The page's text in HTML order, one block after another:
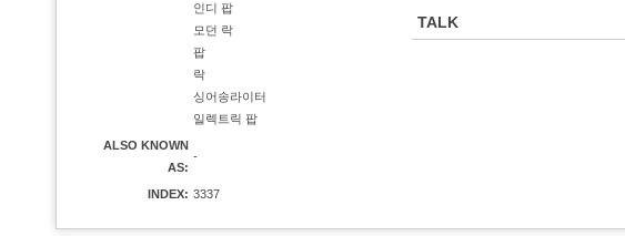
인디 팝
모던 락
팝
락
싱어송라이터
일렉트릭 팝
ALSO KNOWN
AS:
-
INDEX: 3337
TALK